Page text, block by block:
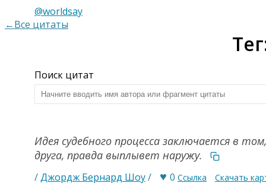
@worldsay
←Все цитаты
Поиск цитат
Идея судебного процесса заключается в
друга, правда выплывет наружу.
/Джордж Бернард Шоу/ ♥ 0 Ссылка Скачать